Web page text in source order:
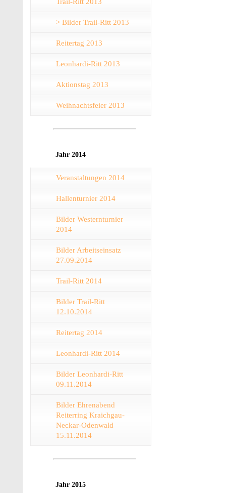
> Bilder Trail-Ritt 2013
Reitertag 2013
Leonhardi-Ritt 2013
Aktionstag 2013
Weihnachtsfeier 2013
Jahr 2014
Veranstaltungen 2014
Hallenturnier 2014
Bilder Westernturnier
2014
Bilder Arbeitseinsatz
27.09.2014
Trail-Ritt 2014
Bilder Trail-Ritt
12.10.2014
Reitertag 2014
Leonhardi-Ritt 2014
Bilder Leonhardi-Ritt
09.11.2014
Bilder Ehrenabend
Reiterring Kraichgau-
Neckar-Odenwald
15.11.2014
Jahr 2015